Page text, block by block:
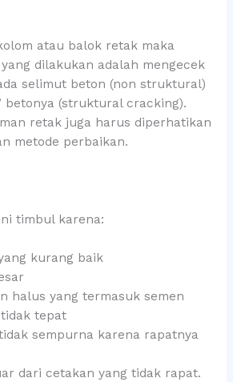
atau balok retak maka
dilakukan adalah mengecek
selimut beton (non struktural)
betonya (struktural cracking).
retak juga harus diperhatikan
metode perbaikan.
timbul karena:
kurang baik
halus yang termasuk semen
tepat
sempurna karena rapatnya
dari cetakan yang tidak rapat.